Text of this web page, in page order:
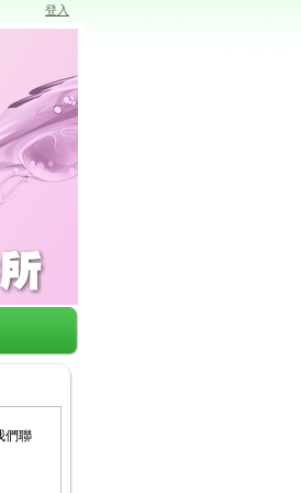
登入
們聯